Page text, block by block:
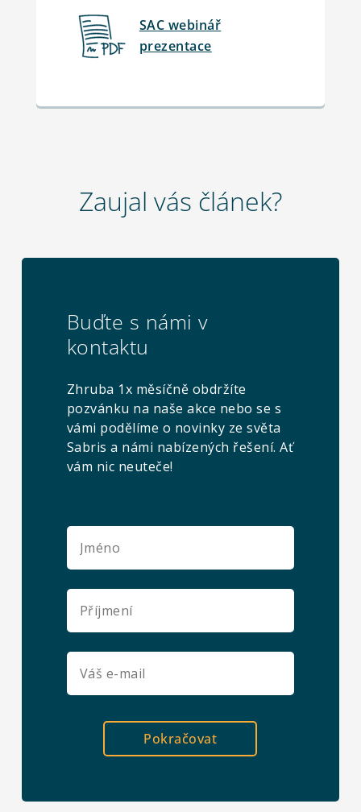
SAC webinář
prezentace
Zaujal vás článek?
Buďte s námi v
kontaktu
Zhruba 1x měsíčně obdržíte
pozvánku na naše akce nebo se s
vámi podělíme o novinky ze světa
Sabris a námi nabízených řešení. Ať
vám nic neuteče!
Pokračovat